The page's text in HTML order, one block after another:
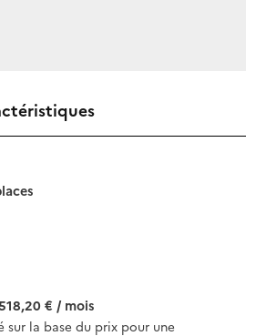
€ / mois
sur la base du prix pour une